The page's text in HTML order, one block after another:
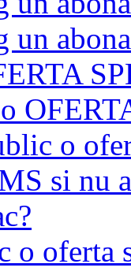
un
o
si nu
o oferta